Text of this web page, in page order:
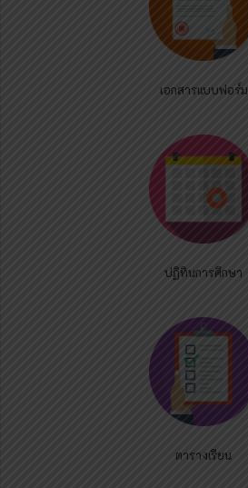
เอกสารแบบฟอร์ม
ปฏิทินการศึกษา
ตารางเรียน